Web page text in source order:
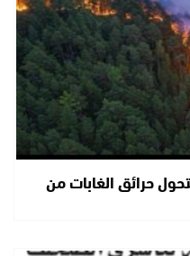
حرائق الغابات من